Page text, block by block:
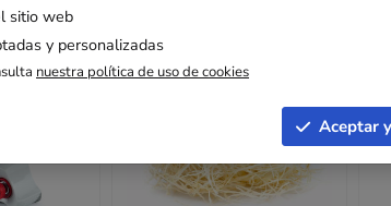
sitio web
y personalizadas
nuestra política de uso de cookies
Aceptar